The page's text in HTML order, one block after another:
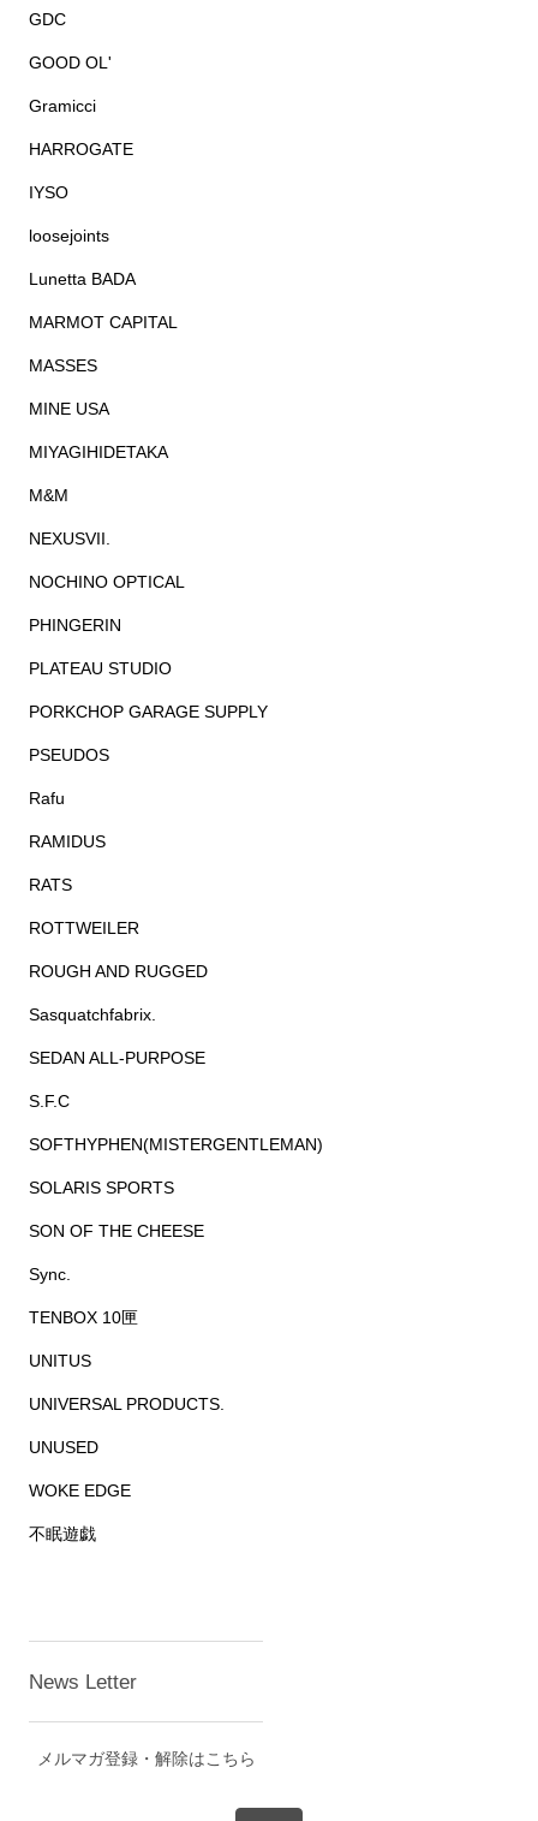
GDC
GOOD OL'
Gramicci
HARROGATE
IYSO
loosejoints
Lunetta BADA
MARMOT CAPITAL
MASSES
MINE USA
MIYAGIHIDETAKA
M&M
NEXUSVII.
NOCHINO OPTICAL
PHINGERIN
PLATEAU STUDIO
PORKCHOP GARAGE SUPPLY
PSEUDOS
Rafu
RAMIDUS
RATS
ROTTWEILER
ROUGH AND RUGGED
Sasquatchfabrix.
SEDAN ALL-PURPOSE
S.F.C
SOFTHYPHEN(MISTERGENTLEMAN)
SOLARIS SPORTS
SON OF THE CHEESE
Sync.
TENBOX 10匣
UNITUS
UNIVERSAL PRODUCTS.
UNUSED
WOKE EDGE
不眠遊戯
News Letter
メルマガ登録・解除はこちら